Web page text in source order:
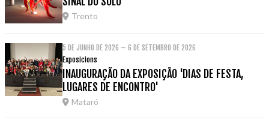
Trento
5 DE JUNHO DE 2026 – 6 DE SETEMBRO DE 2026
Exposicions
INAUGURAÇÃO DA EXPOSIÇÃO 'DIAS DE FESTA,
LUGARES DE ENCONTRO'
Mataró